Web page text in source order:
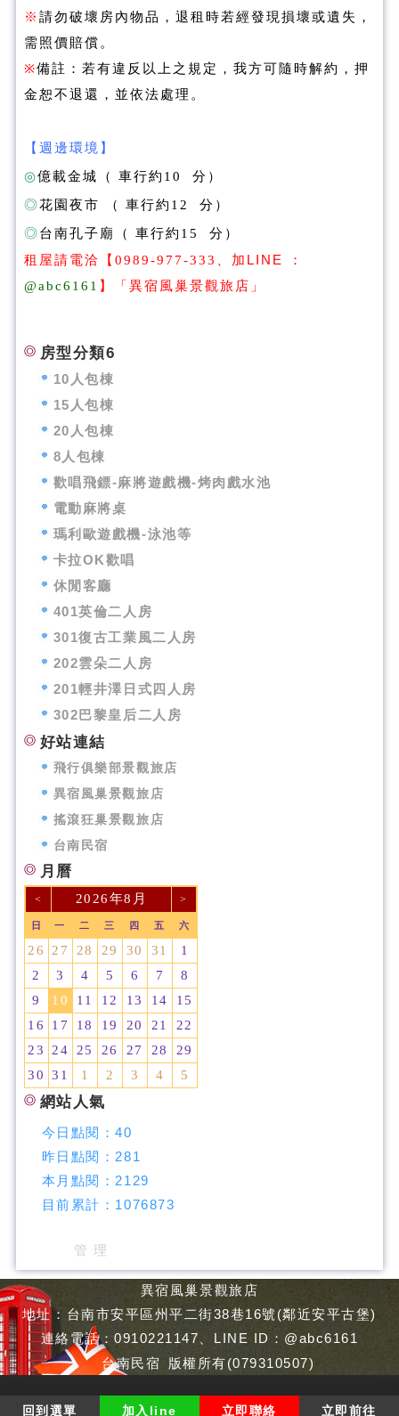
※ 請勿破壞房內物品，退租時若經發現損壞或遺失，
需照價賠償。
※備註：若有違反以上之規定，我方可隨時解約，押
金恕不退還，並依法處理。
【週邊環境】
◎億載金城
（ 車行約10 分）
◎花園夜市
（ 車行約12 分）
◎台南孔子廟
（ 車行約15 分）
租屋請電洽【 0989-977-333、 加LINE ：
@abc6161 】 「 異宿風巢景觀旅店 」
房型分類6
10人包棟
15人包棟
20人包棟
8人包棟
歡唱飛鏢-麻將遊戲機-烤肉戲水池
電動麻將桌
瑪利歐遊戲機-泳池等
卡拉OK歡唱
休閒客廳
401英倫二人房
301復古工業風二人房
202雲朵二人房
201輕井澤日式四人房
302巴黎皇后二人房
好站連結
飛行俱樂部景觀旅店
異宿風巢景觀旅店
搖滾狂巢景觀旅店
台南民宿
月曆
< 2026年8月 >
日 一 二 三 四 五 六
26 27 28 29 30 31
1
2
3 4 5 6 7
8
9
10 11 12 13 14
15
16
17 18 19 20 21
22
23
24 25 26 27 28
29
30
31 1 2 3 4 5
網站人氣
今日點閱：40
昨日點閱： 281
本月點閱： 2129
目前累計： 1076873
管 理
異宿風巢景觀旅店
地址：台南市安平區州平二街38巷16號(鄰近安平古堡)
連絡電話：0910221147、LINE ID：@abc6161
台南民宿 版權所有(079310507)
回到選單 加入line 立即聯絡 立即前往